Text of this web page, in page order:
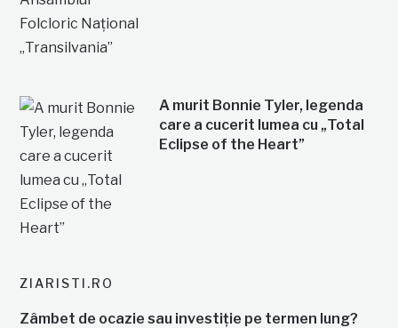
A murit Bonnie Tyler, legenda
care a cucerit lumea cu „Total
Eclipse of the Heart”
ZIARISTI.RO
Zâmbet de ocazie sau investiție pe termen lung?